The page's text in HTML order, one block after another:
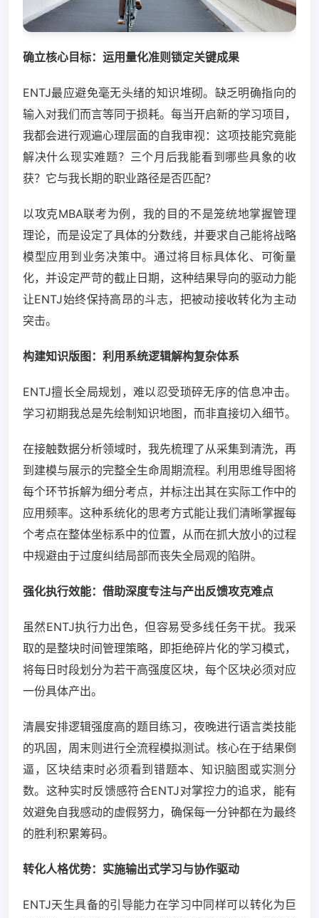
确立核心目标：运用量化准则锁定关键成果
ENTJ最应避免毫无头绪的知识堆砌。缺乏明确指向的
输入对我们而言等同于损耗。每当开启新的学习项目，
我都会进行观遍心理层面的自我审视：这项技能究竟能
解决什么现实难题？三个月后我能看到哪些具象的收
获？它与我长期的职业路径是否匹配？
以攻克MBA联考为例，我的目的不是笼统地掌握管理
理论，而是设定了具体的分数线，并要求自己能将战略
模型应用到业务决策中。通过将目标具体化、可衡量
化，并设定严苛的截止日期，这种结果导向的驱动力能
让ENTJ始终保持高昂的斗志，把被动接收转化为主动
突击。
构建知识版图：利用系统逻辑解构复杂体系
ENTJ擅长全局规划，难以忍受琐碎无序的信息冲击。
学习初期我总是先绘制知识地图，而非直接切入细节。
在接触数据分析领域时，我先梳理了从采集到清洗，再
到建模与展示的完整全生命周期流程。利用思维导图将
每个环节拆解为细分考点，并标注出其在实际工作中的
应用频率。这种系统化的思考方式能让我们清晰掌握每
个考点在整体坐标系中的位置，从而在抓大放小的过程
中规避由于过度纠结局部而丧失全局观的陷阱。
强化执行效能：借助深度专注与产出反馈攻克难点
虽然ENTJ执行力出色，但容易受多线任务干扰。我采
取的是整块时间管理策略，即拒绝碎片化的学习模式，
将每日时段划分为若干高强度区块，每个区块必须对应
一份具体产出。
清晨安排逻辑强度高的题目练习，夜晚进行语言类技能
的巩固，周末则进行全流程模拟测试。核心在于结果倒
逼，区块结束时必须看到错题本、知识脑图或实测分
数。这种实时反馈感符合ENTJ对掌控力的追求，能有
效避免自我感动的虚假努力，确保每一分钟都在为最终
的胜利积累筹码。
转化人格优势：实施输出式学习与协作驱动
ENTJ天生具备的引导能力在学习中同样可以转化为巨